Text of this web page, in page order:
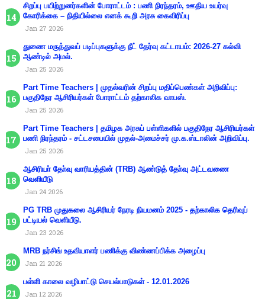
சிறப்பு பயிற்றுனர்களின் போராட்டம் : பணி நிரந்தரம், ஊதிய உயர்வு
கோரிக்கை – நிதியில்லை எனக் கூறி அரசு கைவிரிப்பு
Jan 27 2026
துணை மருத்துவப் படிப்புகளுக்கு நீட் தேர்வு கட்டாயம்: 2026-27 கல்வி
ஆண்டில் அமல்.
Jan 25 2026
Part Time Teachers | முதல்வரின் சிறப்பு மதிப்பெண்கள் அறிவிப்பு:
பகுதிநேர ஆசிரியர்கள் போராட்டம் தற்காலிக வாபஸ்.
Jan 25 2026
Part Time Teachers | தமிழக அரசுப் பள்ளிகளில் பகுதிநேர ஆசிரியர்கள்
பணி நிரந்தரம் - சட்டசபையில் முதல்-அமைச்சர் மு.க.ஸ்டாலின் அறிவிப்பு.
Jan 25 2026
ஆசிரியா் தோ்வு வாரியத்தின் (TRB) ஆண்டுத் தோ்வு அட்டவணை
வெளியீடு
Jan 24 2026
PG TRB முதுகலை ஆசிரியர் நேரடி நியமனம் 2025 - தற்காலிக தெரிவுப்
பட்டியல் வெளியீடு.
Jan 23 2026
MRB நர்சிங் உதவியாளர் பணிக்கு விண்ணப்பிக்க அழைப்பு
Jan 21 2026
பள்ளி காலை வழிபாட்டு செயல்பாடுகள் - 12.01.2026
Jan 12 2026